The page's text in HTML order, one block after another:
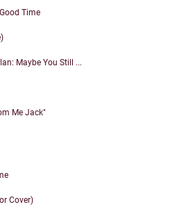
Time
Maybe You Still ...
Me Jack"
Cover)